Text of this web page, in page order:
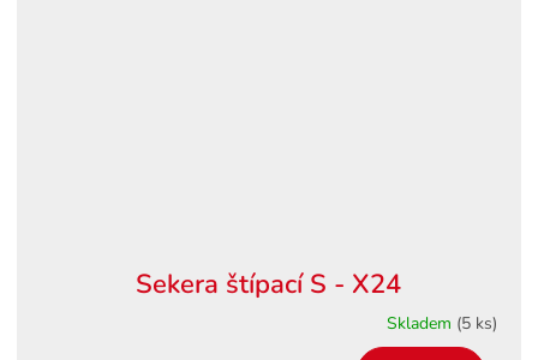
Sekera štípací S - X24
Skladem (5 ks)